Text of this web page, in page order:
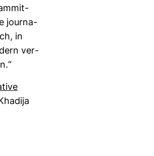
jour­na­
in
ver­